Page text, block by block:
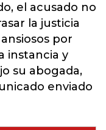
el acusado no
la justicia
por
instancia y
su abogada,
enviado